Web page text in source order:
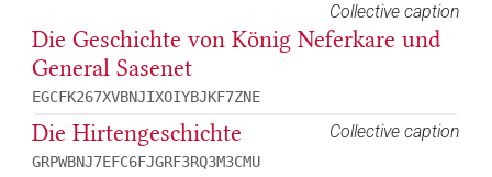
Collective caption
Die Geschichte von König Neferkare und
General Sasenet
EGCFK267XVBNJIXOIYBJKF7ZNE
Collective caption
Die Hirtengeschichte
GRPWBNJ7EFC6FJGRF3RQ3M3CMU